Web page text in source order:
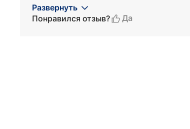
Развернуть
Понравился отзыв?
Да